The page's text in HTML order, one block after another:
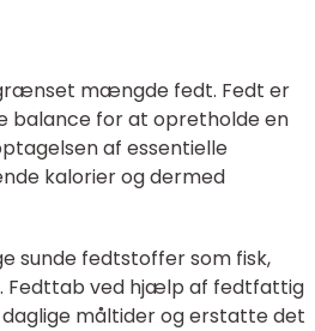
mængde fedt. Fedt er
balance for at opretholde en
af essentielle
kalorier og dermed
sunde fedtstoffer som fisk,
Fedttab ved hjælp af fedtfattig
måltider og erstatte det